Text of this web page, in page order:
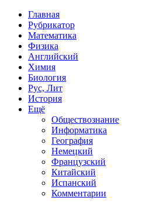
Главная
Рубрикатор
Математика
Физика
Английский
Химия
Биология
Рус, Лит
История
Ещё
Обществознание
Информатика
География
Немецкий
Французский
Китайский
Испанский
Комментарии